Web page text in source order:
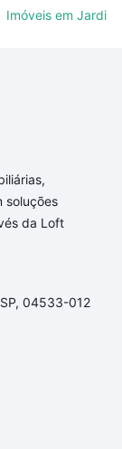
salão de
à venda
com
Barcelona,
0 e com
as
no
quanto
com
as
Imóveis em Jardim
soluções
da Loft
04533-012